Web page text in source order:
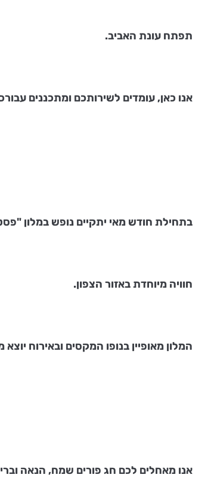
תפתח עונת האביב.
אנו כאן, עומדים לשירותכם ומתכננים
בתחילת חודש מאי יתקיים נופש במלון
חוויה מיוחדת באזור הצפון.
המלון מאופיין בנופו המקסים ובאירוח יוצא
אנו מאחלים לכם חג פורים שמח, הנאה